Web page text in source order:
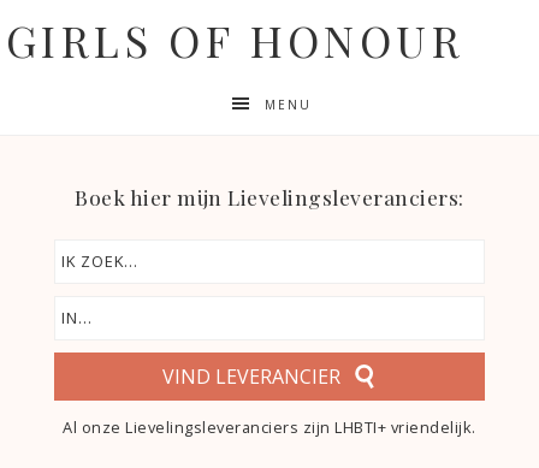
GIRLS OF HONOUR
MENU
Boek hier mijn Lievelingsleveranciers:
VIND LEVERANCIER
Al onze Lievelingsleveranciers zijn LHBTI+ vriendelijk.